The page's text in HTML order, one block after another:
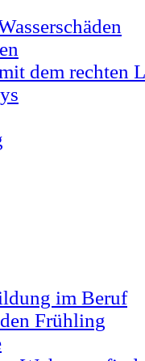
dem rechten
im Beruf
Frühling